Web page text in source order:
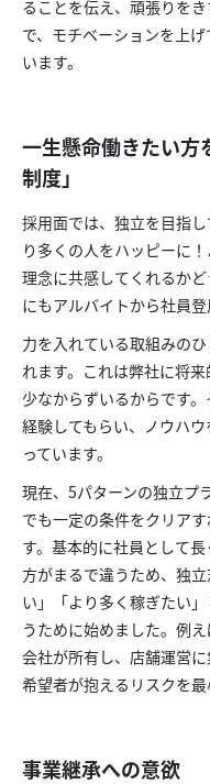
ることを伝え、頑張りを
で、モチベーションを上
います。
一生懸命働きたい方
制度」
採用面では、独立を目指
り多くの人をハッピーに
理念に共感してくれるか
にもアルバイトから社員登
力を入れている取組みの
れます。これは弊社に将
少なからずいるからです
経験してもらい、ノウハ
っています。
現在、5パターンの独立プ
でも一定の条件をクリア
す。基本的に社員として
方がまるで違うため、独
い」「より多く稼ぎたい
うために始めました。例
会社が所有し、店舗運営
希望者が抱えるリスクを最
事業継承への意欲